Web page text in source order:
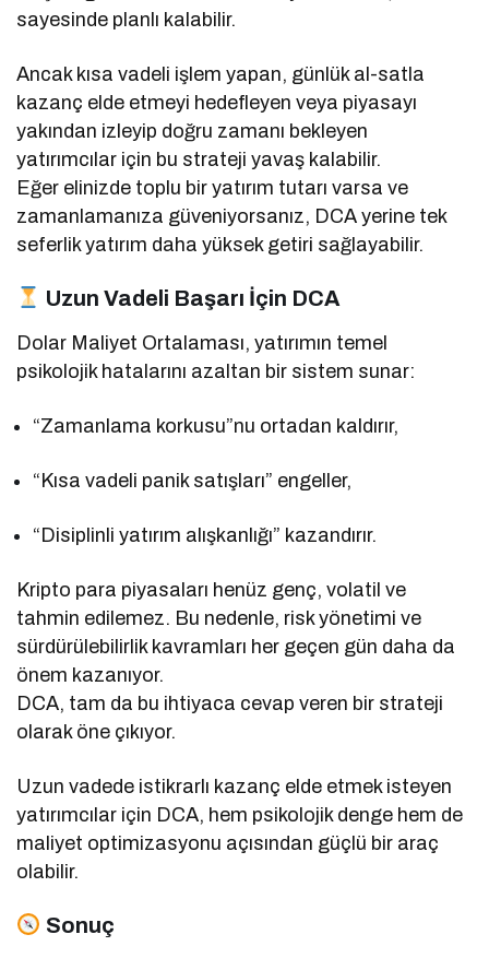
sayesinde planlı kalabilir.
Ancak kısa vadeli işlem yapan, günlük al-satla
kazanç elde etmeyi hedefleyen veya piyasayı
yakından izleyip doğru zamanı bekleyen
yatırımcılar için bu strateji yavaş kalabilir.
Eğer elinizde toplu bir yatırım tutarı varsa ve
zamanlamanıza güveniyorsanız, DCA yerine tek
seferlik yatırım daha yüksek getiri sağlayabilir.
Uzun Vadeli Başarı İçin DCA
Dolar Maliyet Ortalaması, yatırımın temel
psikolojik hatalarını azaltan bir sistem sunar:
“Zamanlama korkusu”nu ortadan kaldırır,
“Kısa vadeli panik satışları” engeller,
“Disiplinli yatırım alışkanlığı” kazandırır.
Kripto para piyasaları henüz genç, volatil ve
tahmin edilemez. Bu nedenle, risk yönetimi ve
sürdürülebilirlik kavramları her geçen gün daha da
önem kazanıyor.
DCA, tam da bu ihtiyaca cevap veren bir strateji
olarak öne çıkıyor.
Uzun vadede istikrarlı kazanç elde etmek isteyen
yatırımcılar için DCA, hem psikolojik denge hem de
maliyet optimizasyonu açısından güçlü bir araç
olabilir.
Sonuç